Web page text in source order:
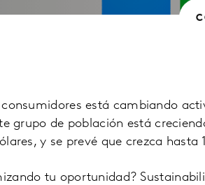
consumidores está cambiando
grupo de población está
y se prevé que crezca hasta
tu oportunidad?